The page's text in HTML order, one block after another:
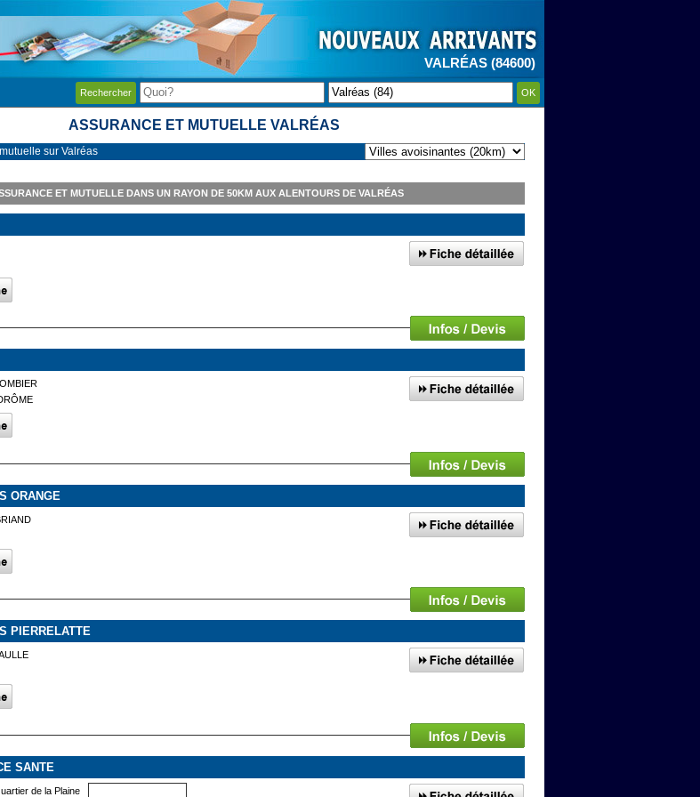
VALRÉAS (84600)
Rechercher OK
ASSURANCE ET MUTUELLE VALRÉAS
sur Valréas
ET MUTUELLE DANS UN RAYON DE 50KM AUX ALENTOURS DE VALRÉAS
ORANGE
PIERRELATTE
SANTE
de la Plaine